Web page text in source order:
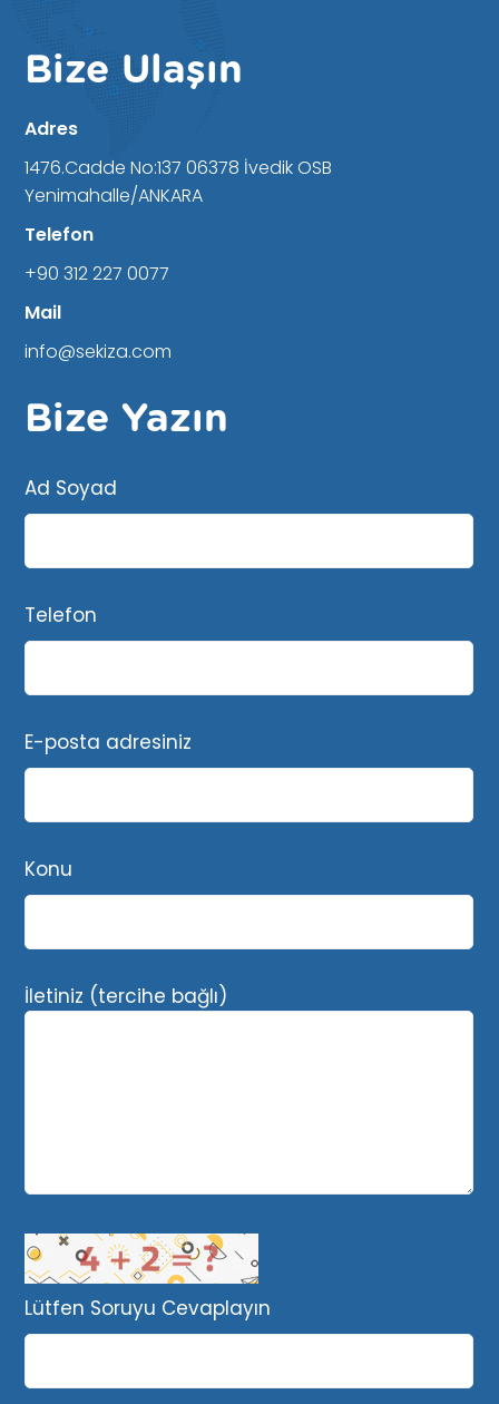
Bize Ulaşın
Adres
1476.Cadde No:137 06378 İvedik OSB
Yenimahalle/ANKARA
Telefon
+90 312 227 0077
Mail
info@sekiza.com
Bize Yazın
Ad Soyad
Telefon
E-posta adresiniz
Konu
İletiniz (tercihe bağlı)
Lütfen Soruyu Cevaplayın